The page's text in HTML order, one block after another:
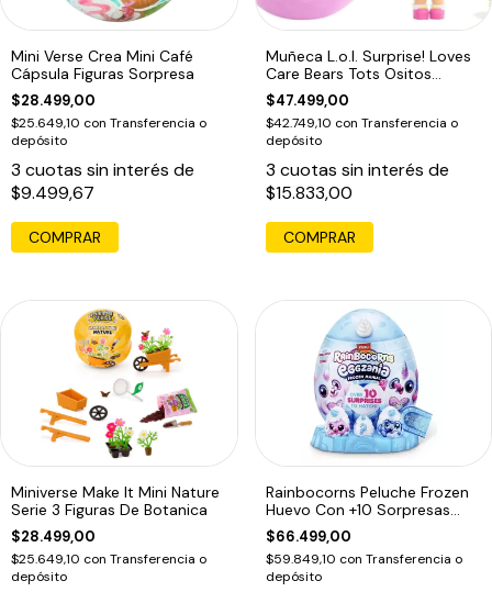
Mini Verse Crea Mini Café
Cápsula Figuras Sorpresa
$28.499,00
$25.649,10 con Transferencia o
depósito
3 cuotas sin interés de
$9.499,67
Muñeca L.o.l. Surprise! Loves
Care Bears Tots Ositos
Cariños
$47.499,00
$42.749,10 con Transferencia o
depósito
3 cuotas sin interés de
$15.833,00
Miniverse Make It Mini Nature
Serie 3 Figuras De Botanica
$28.499,00
$25.649,10 con Transferencia o
depósito
Rainbocorns Peluche Frozen
Huevo Con +10 Sorpresas
Agua
$66.499,00
$59.849,10 con Transferencia o
depósito